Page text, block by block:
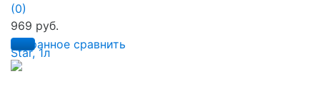
избранное сравнить
(0)
969 руб.